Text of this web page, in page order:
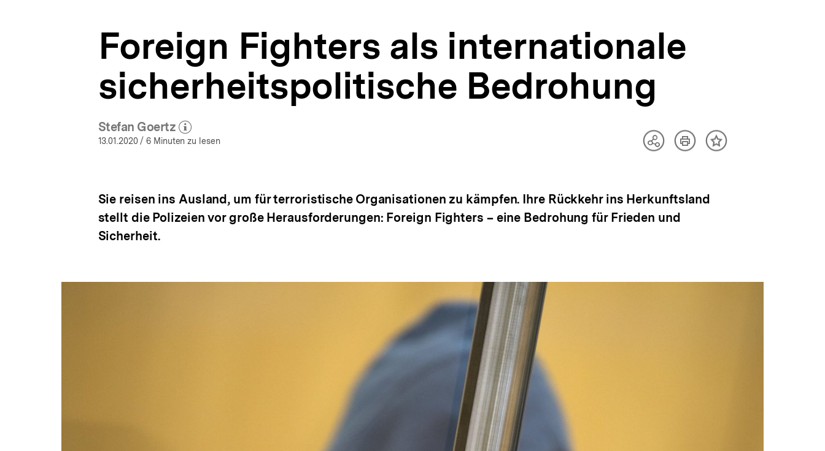
Foreign Fighters als internationale
sicherheitspolitische Bedrohung
Stefan Goertz
(Mehr zum Autor)
öffnen
13.01.2020/ 6 Minuten zu lesen
TeilenArtikelInhalt
Sie reisen ins Ausland, um für terroristische Organisationen zu kämpfen. Ihre Rückkehr ins Herkunftsland
stellt die Polizeien vor große Herausforderungen: Foreign Fighters – eine Bedrohung für Frieden und
Sicherheit.